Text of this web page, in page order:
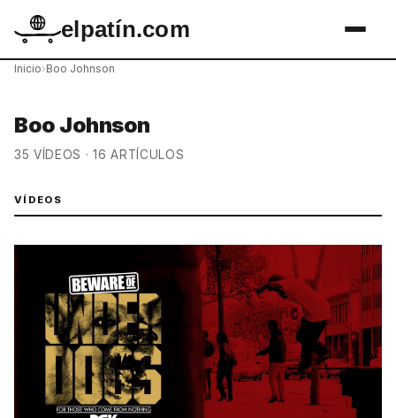
elpatín.com
Inicio›Boo Johnson
Boo Johnson
35 VÍDEOS · 16 ARTÍCULOS
VÍDEOS